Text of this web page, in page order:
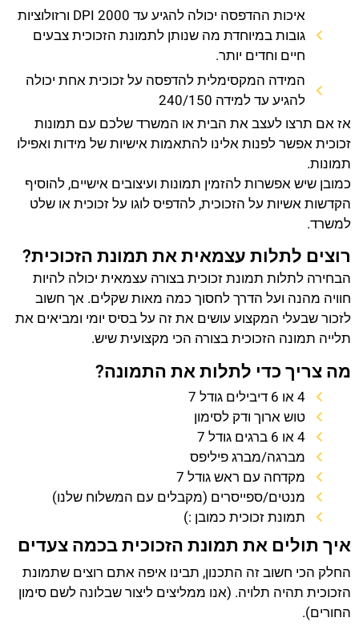
איכות ההדפסה יכולה להגיע עד 2000 DPI ורזולוציות
גובות במיוחדת מה שנותן לתמונת הזכוכית צבעים
חיים וחדים יותר.
המידה המקסימלית להדפסה על זכוכית אחת יכולה
להגיע עד למידה 240/150
אז אם תרצו לעצב את הבית או המשרד שלכם עם תמונות
זכוכית אפשר לפנות אלינו להתאמות אישיות של מידות ואפילו
תמונות.
כמובן שיש אפשרות להזמין תמונות ועיצובים אישיים, להוסיף
הקדשות אשיות על הזכוכית, להדפיס לוגו על זכוכית או שלט
למשרד.
רוצים לתלות עצמאית את תמונת הזכוכית?
הבחירה לתלות תמונת זכוכית בצורה עצמאית יכולה להיות
חוויה מהנה ועל הדרך לחסוך כמה מאות שקלים. אך חשוב
לזכור שבעלי המקצוע עושים את זה על בסיס יומי ומביאים את
תלייה תמונה הזכוכית בצורה הכי מקצועית שיש.
מה צריך כדי לתלות את התמונה?
4 או 6 דיבילים גודל 7
טוש ארוך ודק לסימון
4 או 6 ברגים גודל 7
מברגה/מברג פיליפס
מקדחה עם ראש גודל 7
מנטים/ספייסרים (מקבלים עם המשלוח שלנו)
תמונת זכוכית כמובן :)
איך תולים את תמונת הזכוכית בכמה צעדים
החלק הכי חשוב זה התכנון, תבינו איפה אתם רוצים שתמונת
הזכוכית תהיה תלויה. (אנו ממליצים ליצור שבלונה לשם סימון
החורים).